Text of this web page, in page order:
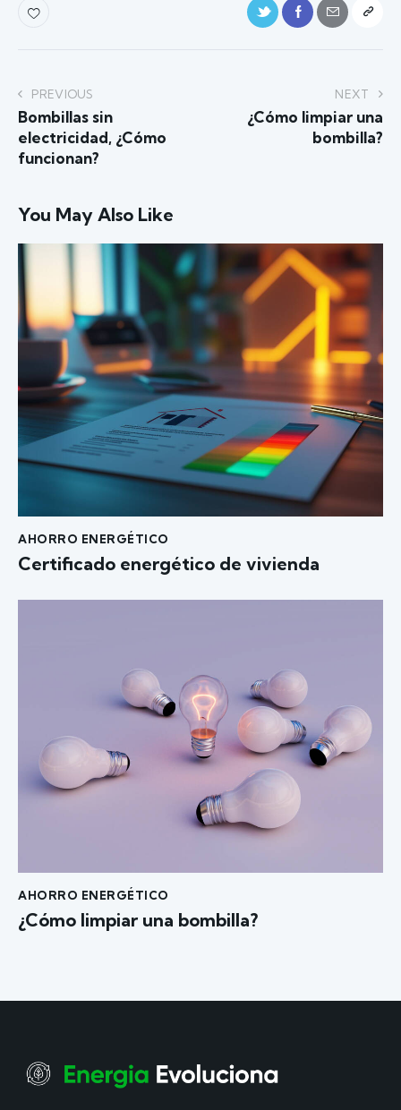
PREVIOUS
Bombillas sin
electricidad, ¿Cómo
funcionan?
NEXT
¿Cómo limpiar una
bombilla?
You May Also Like
AHORRO ENERGÉTICO
Certificado energético de vivienda
AHORRO ENERGÉTICO
¿Cómo limpiar una bombilla?